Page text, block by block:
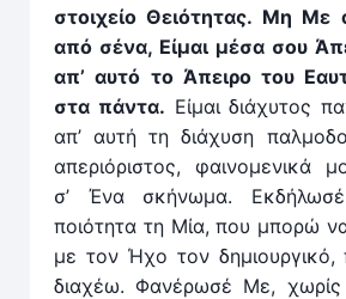
στοιχείο Θειότητας. Μη Με
από σένα, Είμαι μέσα σου
απ’ αυτό το Άπειρο του
στα πάν­τα. Είμαι διάχυτος
απ’ αυτή τη διάχυση
απεριόριστος, φαινομενικά
σ’ Ένα σκήνωμα.
ποιότητα τη Μία, που μπορώ
με τον Ήχο τον
διαχέω. ­Φανέρωσέ Με, χωρίς